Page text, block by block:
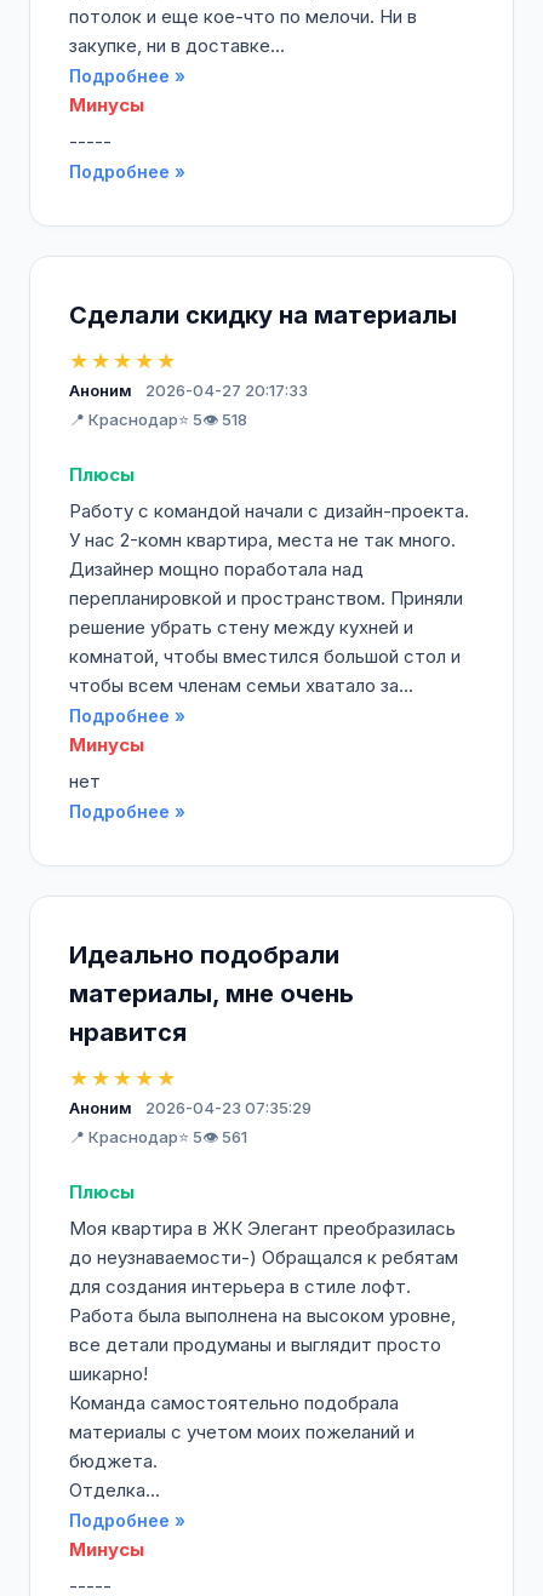
потолок и еще кое-что по мелочи. Ни в
закупке, ни в доставке...
Подробнее »
Минусы
-----
Подробнее »
Сделали скидку на материалы
★★★★★
Аноним
2026-04-27 20:17:33
📍 Краснодар⭐ 5👁️ 518
Плюсы
Работу с командой начали с дизайн-проекта.
У нас 2-комн квартира, места не так много.
Дизайнер мощно поработала над
перепланировкой и пространством. Приняли
решение убрать стену между кухней и
комнатой, чтобы вместился большой стол и
чтобы всем членам семьи хватало за...
Подробнее »
Минусы
нет
Подробнее »
Идеально подобрали
материалы, мне очень
нравится
★★★★★
Аноним
2026-04-23 07:35:29
📍 Краснодар⭐ 5👁️ 561
Плюсы
Моя квартира в ЖК Элегант преобразилась
до неузнаваемости-) Обращался к ребятам
для создания интерьера в стиле лофт.
Работа была выполнена на высоком уровне,
все детали продуманы и выглядит просто
шикарно!
Команда самостоятельно подобрала
материалы с учетом моих пожеланий и
бюджета.
Отделка...
Подробнее »
Минусы
-----